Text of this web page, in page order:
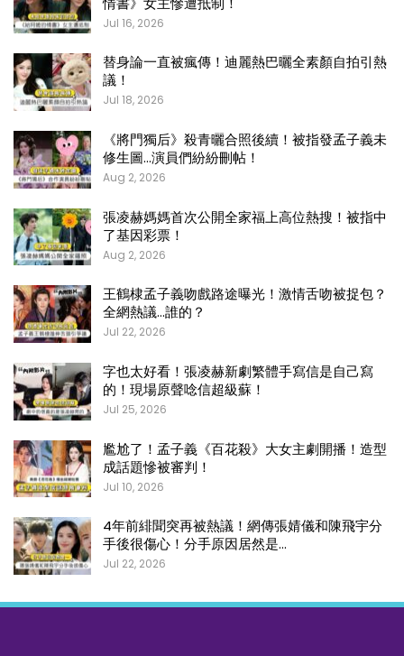
Jul 16, 2026
替身論一直被瘋傳！迪麗熱巴曬全素顏自拍引熱
議！
Jul 18, 2026
《將門獨后》殺青曬合照後續！被指發孟子義未
修生圖…演員們紛紛刪帖！
Aug 2, 2026
張凌赫媽媽首次公開全家福上高位熱搜！被指中
了基因彩票！
Aug 2, 2026
王鶴棣孟子義吻戲路途曝光！激情舌吻被捉包？
全網熱議…誰的？
Jul 22, 2026
字也太好看！張凌赫新劇繁體手寫信是自己寫
的！現場原聲唸信超級蘇！
Jul 25, 2026
尷尬了！孟子義《百花殺》大女主劇開播！造型
成話題慘被審判！
Jul 10, 2026
4年前緋聞突再被熱議！網傳張婧儀和陳飛宇分
手後很傷心！分手原因居然是…
Jul 22, 2026